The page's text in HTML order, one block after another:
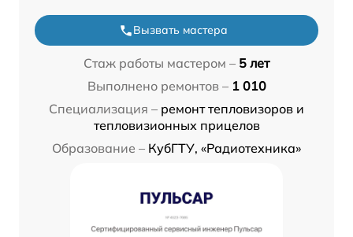
Вызвать мастера
Стаж работы мастером – 5 лет
Выполнено ремонтов – 1 010
Специализация – ремонт тепловизоров и
тепловизионных прицелов
Образование – КубГТУ, «Радиотехника»